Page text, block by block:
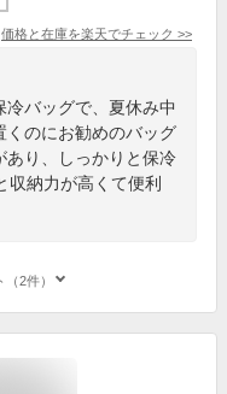
価格と在庫を楽天でチェック >>
バッグで、夏休み中
くのにお勧めのバッグ
あり、しっかりと保冷
納力が高くて便利
2件）